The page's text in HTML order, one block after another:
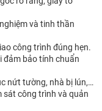
và tinh thần
công trình đúng hẹn.
đảm bảo tính chuẩn
nứt tường, nhà bị lún,…
sát công trình và quản